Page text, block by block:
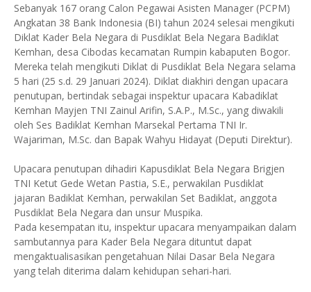
Sebanyak 167 orang Calon Pegawai Asisten Manager (PCPM)
Angkatan 38 Bank Indonesia (BI) tahun 2024 selesai mengikuti
Diklat Kader Bela Negara di Pusdiklat Bela Negara Badiklat
Kemhan, desa Cibodas kecamatan Rumpin kabaputen Bogor.
Mereka telah mengikuti Diklat di Pusdiklat Bela Negara selama
5 hari (25 s.d. 29 Januari 2024). Diklat diakhiri dengan upacara
penutupan, bertindak sebagai inspektur upacara Kabadiklat
Kemhan Mayjen TNI Zainul Arifin, S.A.P., M.Sc., yang diwakili
oleh Ses Badiklat Kemhan Marsekal Pertama TNI Ir.
Wajariman, M.Sc. dan Bapak Wahyu Hidayat (Deputi Direktur).
Upacara penutupan dihadiri Kapusdiklat Bela Negara Brigjen
TNI Ketut Gede Wetan Pastia, S.E., perwakilan Pusdiklat
jajaran Badiklat Kemhan, perwakilan Set Badiklat, anggota
Pusdiklat Bela Negara dan unsur Muspika.
Pada kesempatan itu, inspektur upacara menyampaikan dalam
sambutannya para Kader Bela Negara dituntut dapat
mengaktualisasikan pengetahuan Nilai Dasar Bela Negara
yang telah diterima dalam kehidupan sehari-hari.